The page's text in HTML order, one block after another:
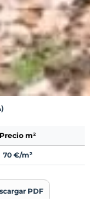
Precio m²
70 €/m²
PDF